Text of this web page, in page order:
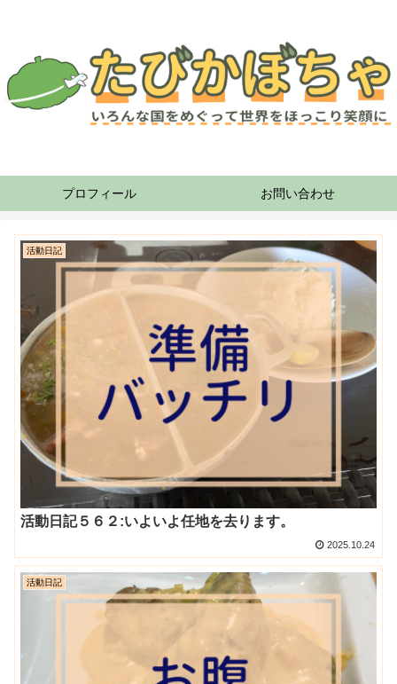
プロフィール お問い合わせ
活動日記
活動日記５６２:いよいよ任地を去ります。
2025.10.24
活動日記